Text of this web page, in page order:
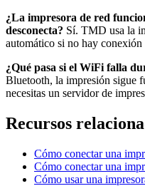
¿La impresora de red
desconecta? Sí. TMD usa la
automático si no hay
¿Qué pasa si el WiFi falla
Bluetooth, la impresión sigue
necesitas un servidor de
Recursos
Cómo conectar una
Cómo conectar una
Cómo usar una